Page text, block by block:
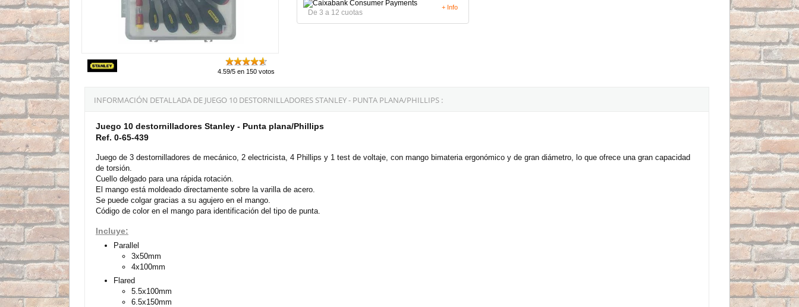
4.59/5 en 150 votos
De 3 a 12 cuotas
+ Info
INFORMACIÓN DETALLADA DE JUEGO 10 DESTORNILLADORES STANLEY - PUNTA PLANA/PHILLIPS :
Juego 10 destornilladores Stanley - Punta plana/Phillips
Ref. 0-65-439
Juego de 3 destornilladores de mecánico, 2 electricista, 4 Phillips y 1 test de voltaje, con mango bimateria ergonómico y de gran diámetro, lo que ofrece una gran capacidad
de torsión.
Cuello delgado para una rápida rotación.
El mango está moldeado directamente sobre la varilla de acero.
Se puede colgar gracias a su agujero en el mango.
Código de color en el mango para identificación del tipo de punta.
Incluye:
Parallel
3x50mm
4x100mm
Flared
5.5x100mm
6.5x150mm